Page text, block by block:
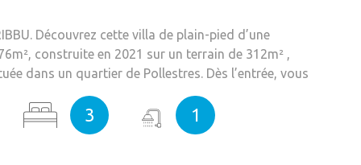
Découvrez cette villa de plain-pied d’une
construite en 2021 sur un terrain de 312m² ,
dans un quartier de Pollestres. Dès l’entrée, vous
pièce de vie avec cuisine américaine équipée avec
la terrasse, idéal pour profiter des beaux jours, un
deux chambres avec placard, une salle d’eau avec
3 1